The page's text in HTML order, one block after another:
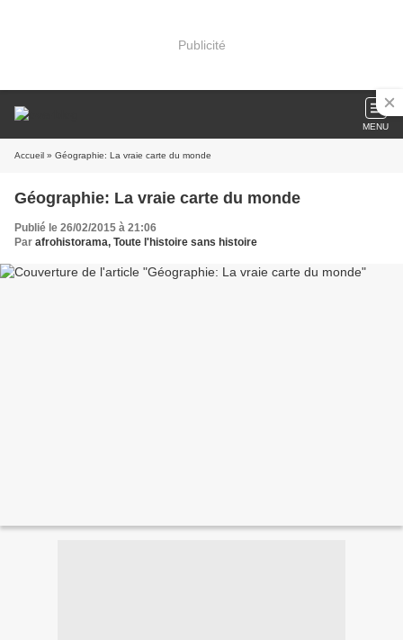
Publicité
MENU
Accueil » Géographie: La vraie carte du monde
Géographie: La vraie carte du monde
Publié le 26/02/2015 à 21:06
Par afrohistorama, Toute l'histoire sans histoire